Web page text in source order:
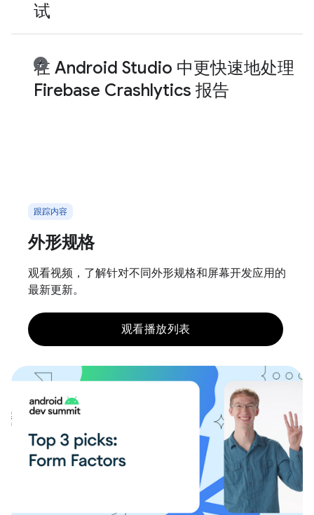
试
在 Android Studio 中更快速地处理
Firebase Crashlytics 报告
跟踪内容
外形规格
观看视频，了解针对不同外形规格和屏幕开发应用的
最新更新。
观看播放列表